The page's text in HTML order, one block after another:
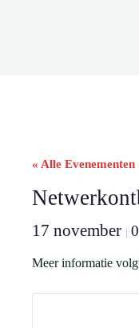
« Alle Evenementen
17 november |
Meer informatie